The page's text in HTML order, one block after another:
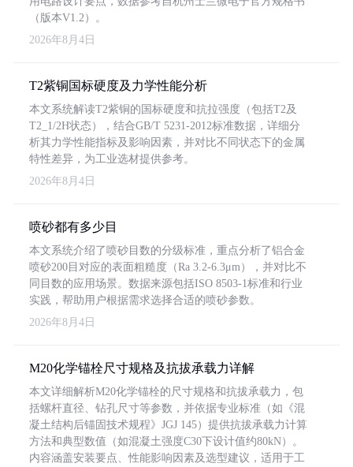
（版本V1.2）。
2026年8月4日
T2紫铜国标硬度及力学性能分析
本文系统解读T2紫铜的国标硬度和抗拉强度（包括T2及
T2_1/2H状态），结合GB/T 5231-2012标准数据，详细分
析其力学性能指标及影响因素，并对比不同状态下的金属
特性差异，为工业选材提供参考。
2026年8月4日
喷砂都有多少目
本文系统介绍了喷砂目数的分级标准，重点分析了铝合金
喷砂200目对应的表面粗糙度（Ra 3.2-6.3μm），并对比不
同目数的应用场景。数据来源包括ISO 8503-1标准和行业
实践，帮助用户根据需求选择合适的喷砂参数。
2026年8月4日
M20化学锚栓尺寸规格及抗拔承载力详解
本文详细解析M20化学锚栓的尺寸规格和抗拔承载力，包
括螺杆直径、钻孔尺寸等参数，并依据专业标准（如《混
凝土结构后锚固技术规程》JGJ 145）提供抗拔承载力计算
方法和典型数值（如混凝土强度C30下设计值约80kN）。
内容涵盖安装要点、性能影响因素及选型建议，适用于工